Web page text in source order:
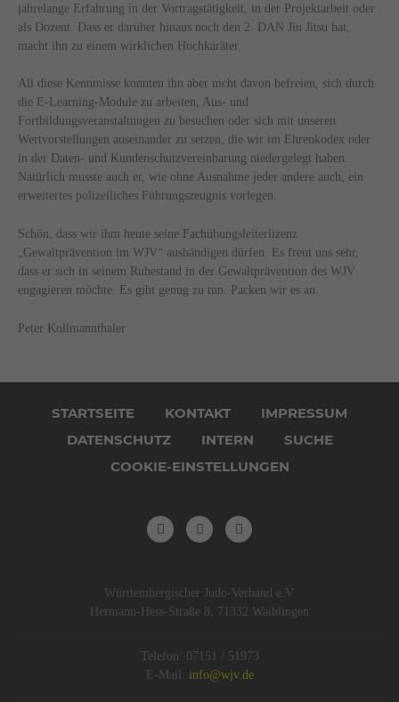
jahrelange Erfahrung in der Vortragstätigkeit, in der Projektarbeit oder
als Dozent. Dass er darüber hinaus noch den 2. DAN Jiu Jitsu hat,
macht ihn zu einem wirklichen Hochkaräter.
All diese Kenntnisse konnten ihn aber nicht davon befreien, sich durch
die E-Learning-Module zu arbeiten, Aus- und
Fortbildungsveranstaltungen zu besuchen oder sich mit unseren
Wertvorstellungen auseinander zu setzen, die wir im Ehrenkodex oder
in der Daten- und Kundenschutzvereinbarung niedergelegt haben.
Natürlich musste auch er, wie ohne Ausnahme jeder andere auch, ein
erweitertes polizeiliches Führungszeugnis vorlegen.
Schön, dass wir ihm heute seine Fachübungsleiterlizenz
„Gewaltprävention im WJV“ aushändigen dürfen. Es freut uns sehr,
dass er sich in seinem Ruhestand in der Gewaltprävention des WJV
engagieren möchte. Es gibt genug zu tun. Packen wir es an.
Peter Kollmannthaler
überspringenSTARTSEITE KONTAKT
IMPRESSUM
DATENSCHUTZ
INTERN
SUCHE
COOKIE-EINSTELLUNGEN
Württembergischer Judo-Verband e.V.
Hermann-Hess-Straße 8, 71332 Waiblingen
Telefon: 07151 / 51973
E-Mail: info@wjv.de